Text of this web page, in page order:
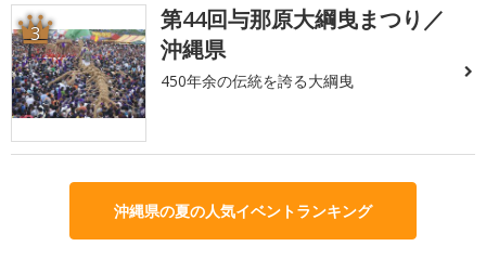
3
第44回与那原大綱曳まつり／
沖縄県
450年余の伝統を誇る大綱曳
沖縄県の夏の人気イベントランキング